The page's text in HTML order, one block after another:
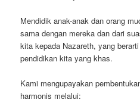
Mendidik anak-anak dan orang
sama dengan mereka dan dari
kita kepada Nazareth, yang
pendidikan kita yang khas.
Kami mengupayakan
harmonis melalui: